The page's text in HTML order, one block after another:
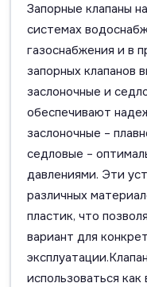
Запорные клапаны
системах
газоснабжения и в
запорных клапанов
заслоночные и
обеспечивают
заслоночные –
седловые –
давлениями. Эти
различных
пластик, что
вариант для
использоваться